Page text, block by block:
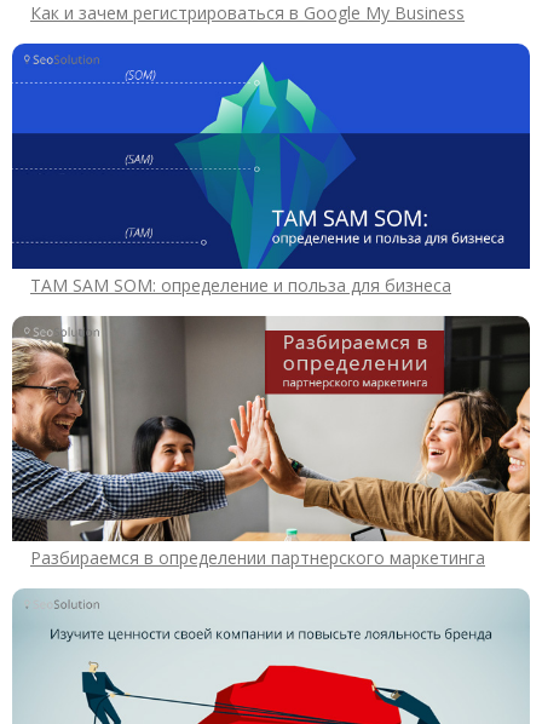
Как и зачем регистрироваться в Google My Business
TAM SAM SOM: определение и польза для бизнеса
Разбираемся в определении партнерского маркетинга